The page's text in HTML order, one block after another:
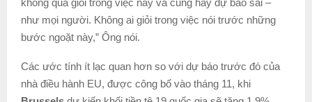
như mọi người. Không ai giỏi trong việc nói trước những
bước ngoặt này,” Ông nói.
Các ước tính ít lạc quan hơn so với dự báo trước đó của
nhà điều hành EU, được công bố vào tháng 11, khi